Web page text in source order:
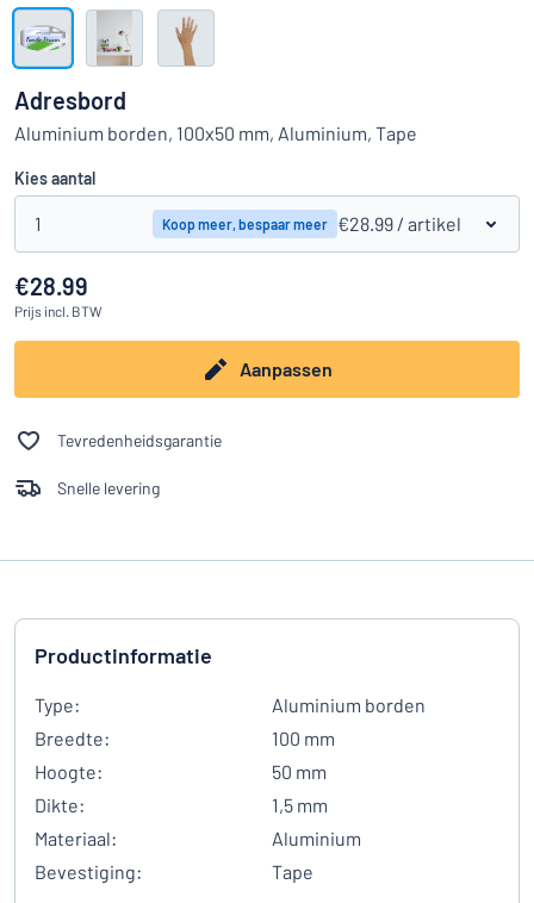
Kun je niet vinden wat je zoekt? Ontwerp uw bord hier
Toon alle categorieën
Inloggen
Klantenservice
Consument Bedrijf
Adresbord
Aluminium borden, 100x50 mm, Aluminium, Tape
Kies aantal
1 Koop meer, bespaar meer €28.99 / artikel
€28.99
Prijs incl. BTW
Aanpassen
Tevredenheidsgarantie
Snelle levering
Productinformatie
Type:
Aluminium borden
Breedte:
100 mm
Hoogte:
50 mm
Dikte:
1,5 mm
Materiaal:
Aluminium
Bevestiging:
Tape